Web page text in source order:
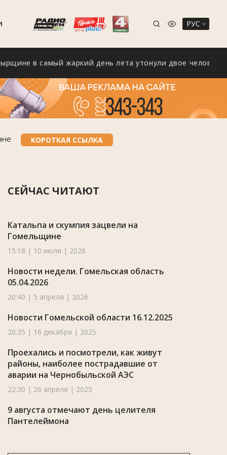
РУС
самый жаркий день лета утонули двое человек
КОРОТКАЯ ССЫЛКА
СЕЙЧАС ЧИТАЮТ
Катальпа и скумпия зацвели на
Гомельщине
15:18 | 10 июля | 2026
Новости недели. Гомельская область
05.04.2026
20:40 | 5 апреля | 2026
Новости Гомельской области 16.12.2025
20:35 | 16 декабря | 2025
Проехались и посмотрели, как живут
районы, наиболее пострадавшие от
аварии на Чернобыльской АЭС
22:30 | 26 апреля | 2025
9 августа отмечают день целителя
Пантелеймона